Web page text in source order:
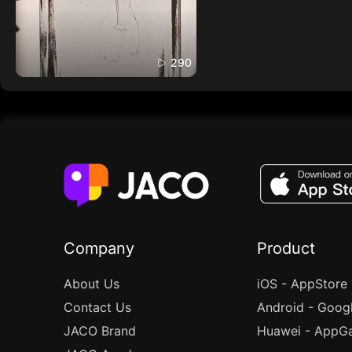
290
Company
About Us
Contact Us
JACO Brand
Product
iOS - AppStore
Android -
Huawei -